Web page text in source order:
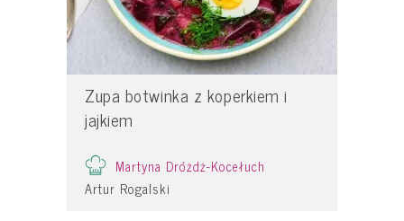
Zupa botwinka z koperkiem i
jajkiem
Martyna Dróżdż-Kocełuch
Artur Rogalski